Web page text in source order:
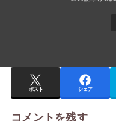
ポスト シェア
コメントを残す